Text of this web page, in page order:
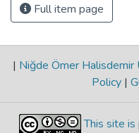
Full item page
| Niğde Ömer Halisdemir
Policy |
This site is